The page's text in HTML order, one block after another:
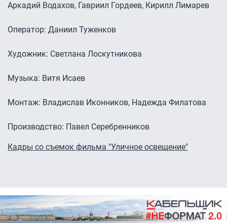
Аркадий Водахов, Гавриил Гордеев, Кирилл Лимарев
Оператор: Даниил Туженков
Художник: Светлана Лоскутникова
Музыка: Витя Исаев
Монтаж: Владислав Иконников, Надежда Филатова
Производство: Павел Серебренников
Кадры со съемок фильма "Уличное освещение"